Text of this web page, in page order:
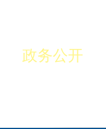
政务公开